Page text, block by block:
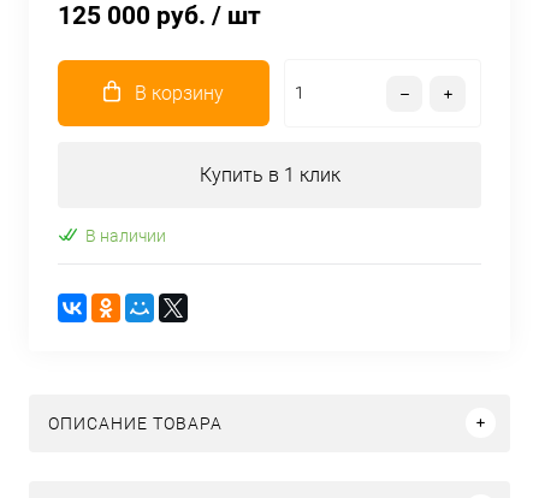
125 000 руб. / шт
В корзину
Купить в 1 клик
В наличии
ОПИСАНИЕ ТОВАРА